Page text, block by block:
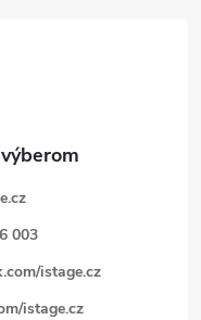
003
istage.cz
istage.cz